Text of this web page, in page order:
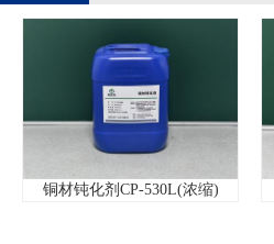
铜材钝化剂CP-530L(浓缩)